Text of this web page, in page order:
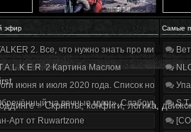
эфир Самые
2. Все, что нужно знать про мир,
2 Картина Маслом
июня и июля 2020 года. Список
на вечные муки». Слабоумие и
Арт от Ruwartzone
» Скрипты, конфиги, логика,